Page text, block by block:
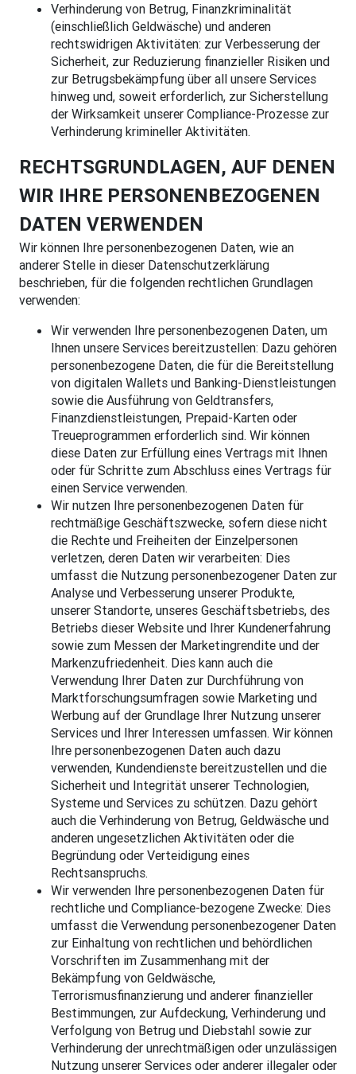
Verhinderung von Betrug, Finanzkriminalität
(einschließlich Geldwäsche) und anderen
rechtswidrigen Aktivitäten: zur Verbesserung der
Sicherheit, zur Reduzierung finanzieller Risiken und
zur Betrugsbekämpfung über all unsere Services
hinweg und, soweit erforderlich, zur Sicherstellung
der Wirksamkeit unserer Compliance-Prozesse zur
Verhinderung krimineller Aktivitäten.
RECHTSGRUNDLAGEN, AUF DENEN
WIR IHRE PERSONENBEZOGENEN
DATEN VERWENDEN
Wir können Ihre personenbezogenen Daten, wie an
anderer Stelle in dieser Datenschutzerklärung
beschrieben, für die folgenden rechtlichen Grundlagen
verwenden:
Wir verwenden Ihre personenbezogenen Daten, um
Ihnen unsere Services bereitzustellen: Dazu gehören
personenbezogene Daten, die für die Bereitstellung
von digitalen Wallets und Banking-Dienstleistungen
sowie die Ausführung von Geldtransfers,
Finanzdienstleistungen, Prepaid-Karten oder
Treueprogrammen erforderlich sind. Wir können
diese Daten zur Erfüllung eines Vertrags mit Ihnen
oder für Schritte zum Abschluss eines Vertrags für
einen Service verwenden.
Wir nutzen Ihre personenbezogenen Daten für
rechtmäßige Geschäftszwecke, sofern diese nicht
die Rechte und Freiheiten der Einzelpersonen
verletzen, deren Daten wir verarbeiten: Dies
umfasst die Nutzung personenbezogener Daten zur
Analyse und Verbesserung unserer Produkte,
unserer Standorte, unseres Geschäftsbetriebs, des
Betriebs dieser Website und Ihrer Kundenerfahrung
sowie zum Messen der Marketingrendite und der
Markenzufriedenheit. Dies kann auch die
Verwendung Ihrer Daten zur Durchführung von
Marktforschungsumfragen sowie Marketing und
Werbung auf der Grundlage Ihrer Nutzung unserer
Services und Ihrer Interessen umfassen. Wir können
Ihre personenbezogenen Daten auch dazu
verwenden, Kundendienste bereitzustellen und die
Sicherheit und Integrität unserer Technologien,
Systeme und Services zu schützen. Dazu gehört
auch die Verhinderung von Betrug, Geldwäsche und
anderen ungesetzlichen Aktivitäten oder die
Begründung oder Verteidigung eines
Rechtsanspruchs.
Wir verwenden Ihre personenbezogenen Daten für
rechtliche und Compliance-bezogene Zwecke: Dies
umfasst die Verwendung personenbezogener Daten
zur Einhaltung von rechtlichen und behördlichen
Vorschriften im Zusammenhang mit der
Bekämpfung von Geldwäsche,
Terrorismusfinanzierung und anderer finanzieller
Bestimmungen, zur Aufdeckung, Verhinderung und
Verfolgung von Betrug und Diebstahl sowie zur
Verhinderung der unrechtmäßigen oder unzulässigen
Nutzung unserer Services oder anderer illegaler oder